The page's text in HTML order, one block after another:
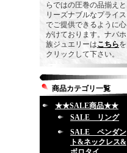
らではの圧巻の品揃えと
リーズナブルなプライス
でご提供できるように心
がけております。ナバホ
族ジュエリーはこちらを
クリックして下さい。
商品カテゴリ一覧
★★SALE商品★★
SALE リング
SALE ペンダン
ト&ネックレス&